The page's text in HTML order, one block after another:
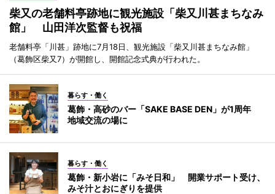
柴又の老舗料亭跡地に観光施設「柴又川甚まちなみ
館」 山田洋次監督も祝福
老舗料亭「川甚」跡地に7月18日、観光施設「柴又川甚まちなみ館」
（葛飾区柴又7）が開館し、開館記念式典が行われた。
暮らす・働く
葛飾・高砂のバー「SAKE BASE DEN」が1周年
地域交流の場に
暮らす・働く
葛飾・新小岩に「みそ日和」 開業サポート受け、
みそ汁とおにぎりを提供